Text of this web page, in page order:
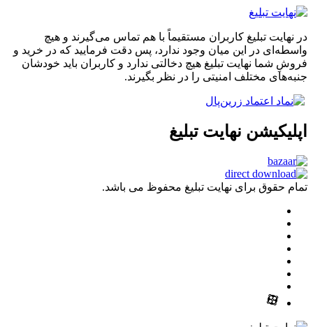
در نهایت تبلیغ کاربران مستقیماً با هم تماس می‌گیرند و هیچ
واسطه‌ای در این میان وجود ندارد، پس دقت فرمایید که در خرید و
فروشِ شما نهایت تبلیغ هیچ دخالتی ندارد و کاربران باید خودشان
جنبه‌های مختلف امنیتی را در نظر بگیرند.
اپلیکیشن نهایت تبلیغ
تمام حقوق برای نهایت تبلیغ محفوظ می باشد.